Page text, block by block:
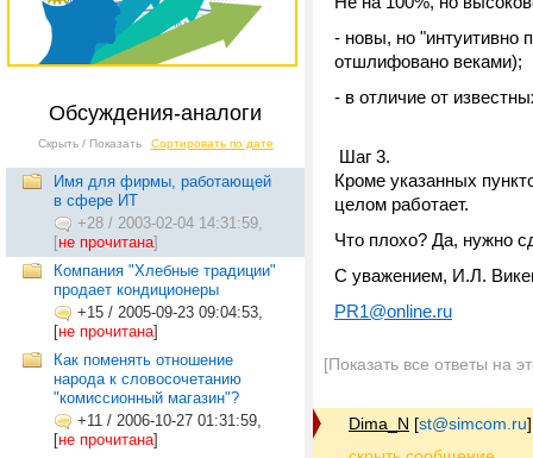
Обсуждения-аналоги
Скрыть / Показать Сортировать по дате
Имя для фирмы, работающей
в сфере ИТ
+28 / 2003-02-04 14:31:59,
[не прочитана]
Компания "Хлебные традиции"
продает кондиционеры
+15 / 2005-09-23 09:04:53,
[не прочитана]
Как поменять отношение
народа к словосочетанию
"комиссионный магазин"?
+11 / 2006-10-27 01:31:59,
[не прочитана]
- новы, но "интуитивно
отшлифовано веками);
- в отличие от
Шаг 3.
Кроме указанных
целом работает.
Что плохо? Да, нужно
С уважением, И.Л.
PR1@online.ru
[Показать все ответы на
Dima_N [st@simcom.ru]